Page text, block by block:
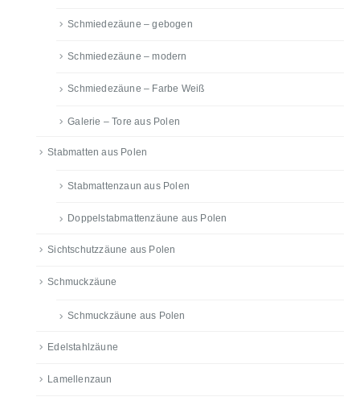
Schmiedezäune – gebogen
Schmiedezäune – modern
Schmiedezäune – Farbe Weiß
Galerie – Tore aus Polen
Stabmatten aus Polen
Stabmattenzaun aus Polen
Doppelstabmattenzäune aus Polen
Sichtschutzzäune aus Polen
Schmuckzäune
Schmuckzäune aus Polen
Edelstahlzäune
Lamellenzaun